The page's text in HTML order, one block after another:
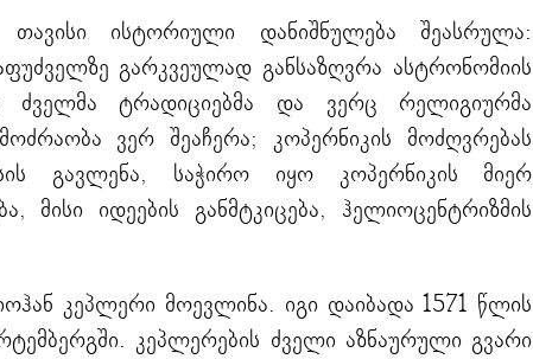
ისტორიული დანიშნულება შეასრულა:
გარკვეულად განსაზღვრა ასტრონომიის
ძველმა ტრადიციებმა და ვერც რელიგიურმა
ვერ შეაჩერა; კოპერნიკის მოძღვრებას
გავლენა, საჭირო იყო კოპერნიკის მიერ
მისი იდეების განმტკიცება, ჰელიოცენტრიზმის
კეპლერი მოევლინა. იგი დაიბადა 1571 წლის
კეპლერების ძველი აზნაურული გვარი